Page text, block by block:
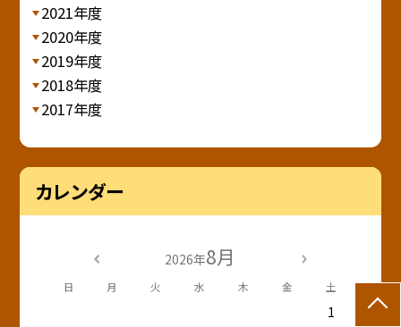
2021年度
2020年度
2019年度
2018年度
2017年度
カレンダー
2026年8月
日 月 火 水 木 金 土
1